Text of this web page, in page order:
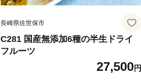
長崎県佐世保市
C281 国産無添加6種の半生ドライ
フルーツ
27,500円